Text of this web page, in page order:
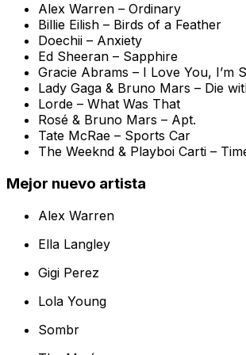
Alex Warren – Ordinary
Billie Eilish – Birds of a Feather
Doechii – Anxiety
Ed Sheeran – Sapphire
Gracie Abrams – I Love You, I’m
Lady Gaga & Bruno Mars – Die
Lorde – What Was That
Rosé & Bruno Mars – Apt.
Tate McRae – Sports Car
The Weeknd & Playboi Carti –
Mejor nuevo artista
Alex Warren
Ella Langley
Gigi Perez
Lola Young
Sombr